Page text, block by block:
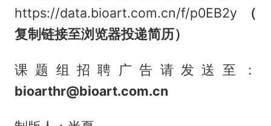
https://data.bioart.com.cn/f/p0EB2y （
复制链接至浏览器投递简历）
课题组招聘广告请发送至：
bioarthr@bioart.com.cn